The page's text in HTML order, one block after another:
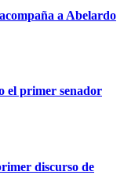
a Abelardo
el primer senador
discurso de